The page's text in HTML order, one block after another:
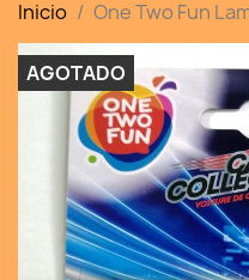
Inicio One Two Fun
AGOTADO